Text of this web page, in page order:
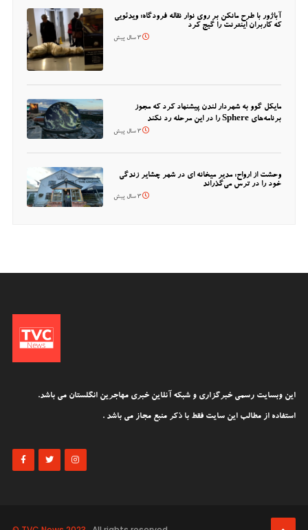
آباژور با طرح مانکن بر روی نوار نقاله فرودگاه؛ ویدئویی
که کاربران اینترنت را گیج کرد
3 سال پیش
مایکل گوو به شهردار لندن پیشنهاد کرد که مجوز
برنامه‌های Sphere را در این مرحله رد نکند
3 سال پیش
وحشت از ارواح: مدیر میخانه ای در شهر چشایر زندگی
خود را در ترس می‌گذراند
3 سال پیش
این وبسایت رسمی خبرگزاری و شبکه آنلاین خبری مهاجرین انگلستان می باشد.
استفاده از مطالب این سایت فقط با ذکر منبع مجاز می باشد .